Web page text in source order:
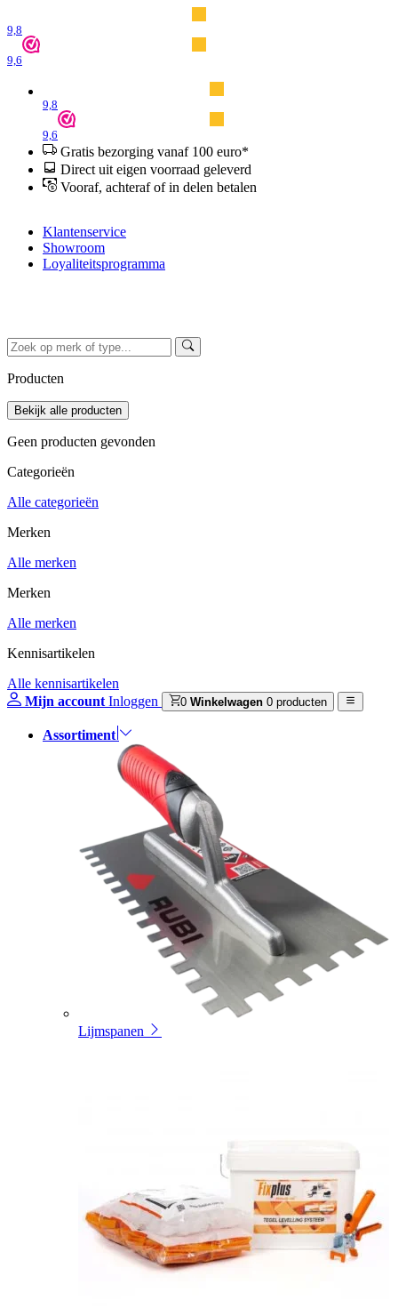
9,8
9,6
9,8
9,6
Gratis bezorging vanaf 100 euro*
Direct uit eigen voorraad geleverd
Vooraf, achteraf of in delen betalen
Klantenservice
Showroom
Loyaliteitsprogramma
Producten
Geen producten gevonden
Categorieën
Alle categorieën
Merken
Alle merken
Merken
Alle merken
Kennisartikelen
Alle kennisartikelen
Mijn account Inloggen 0 Winkelwagen 0 producten
Assortiment
Lijmspanen